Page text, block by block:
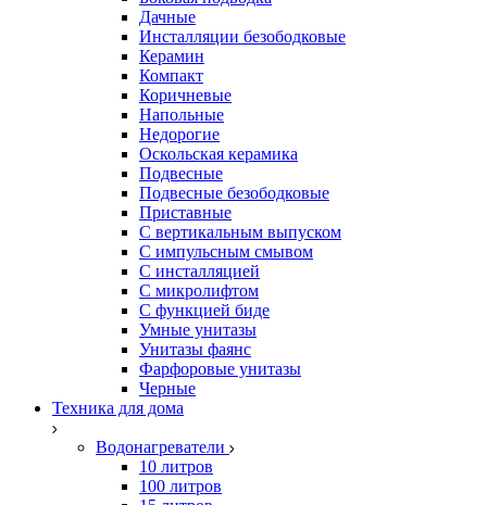
Дачные
Инсталляции безободковые
Керамин
Компакт
Коричневые
Напольные
Недорогие
Оскольская керамика
Подвесные
Подвесные безободковые
Приставные
С вертикальным выпуском
С импульсным смывом
С инсталляцией
С микролифтом
С функцией биде
Умные унитазы
Унитазы фаянс
Фарфоровые унитазы
Черные
Техника для дома
Водонагреватели
10 литров
100 литров